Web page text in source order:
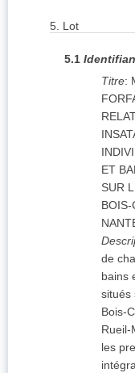
5. Lot
5.1
Titre:
ET
SUR
de
bains
situés
Bois-
Rueil-
les